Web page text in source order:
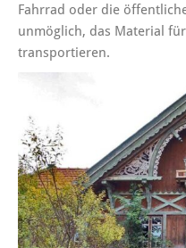
Fahrrad oder die
unmöglich, das Material
transportieren.